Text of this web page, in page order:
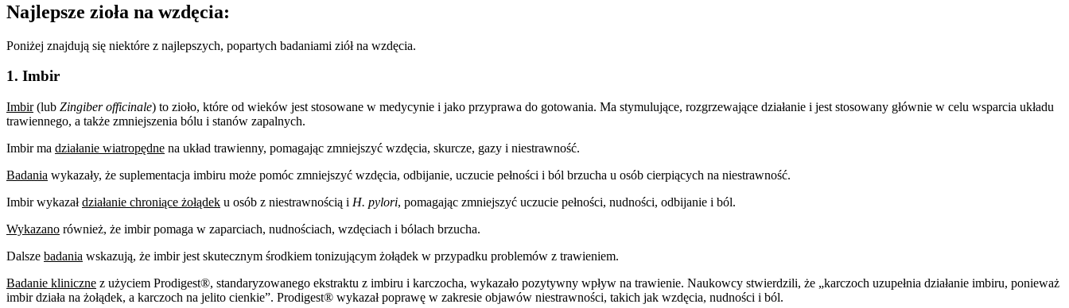
Najlepsze zioła na wzdęcia:
Poniżej znajdują się niektóre z najlepszych, popartych badaniami ziół na wzdęcia.
1. Imbir
Imbir(lub Zingiber officinale) to zioło, które od wieków jest stosowane w medycynie i jako przyprawa do gotowania. Ma stymulujące, rozgrzewające działanie i jest stosowany głównie w celu wsparcia układu
trawiennego, a także zmniejszenia bólu i stanów zapalnych.
Imbir ma działanie wiatropędne na układ trawienny, pomagając zmniejszyć wzdęcia, skurcze, gazy i niestrawność.
Badania wykazały, że suplementacja imbiru może pomóc zmniejszyć wzdęcia, odbijanie, uczucie pełności i ból brzucha u osób cierpiących na niestrawność.
Imbir wykazałdziałanie chroniące żołądek u osób z niestrawnością i H. pylori, pomagając zmniejszyć uczucie pełności, nudności, odbijanie i ból.
Wykazano również, że imbir pomaga w zaparciach, nudnościach, wzdęciach i bólach brzucha.
Dalsze badania wskazują, że imbir jest skutecznym środkiem tonizującym żołądek w przypadku problemów z trawieniem.
Badanie kliniczne z użyciem Prodigest®, standaryzowanego ekstraktu z imbiru i karczocha, wykazało pozytywny wpływ na trawienie. Naukowcy stwierdzili, że „karczoch uzupełnia działanie imbiru, ponieważ
imbir działa na żołądek, a karczoch na jelito cienkie”. Prodigest® wykazał poprawę w zakresie objawów niestrawności, takich jak wzdęcia, nudności i ból.